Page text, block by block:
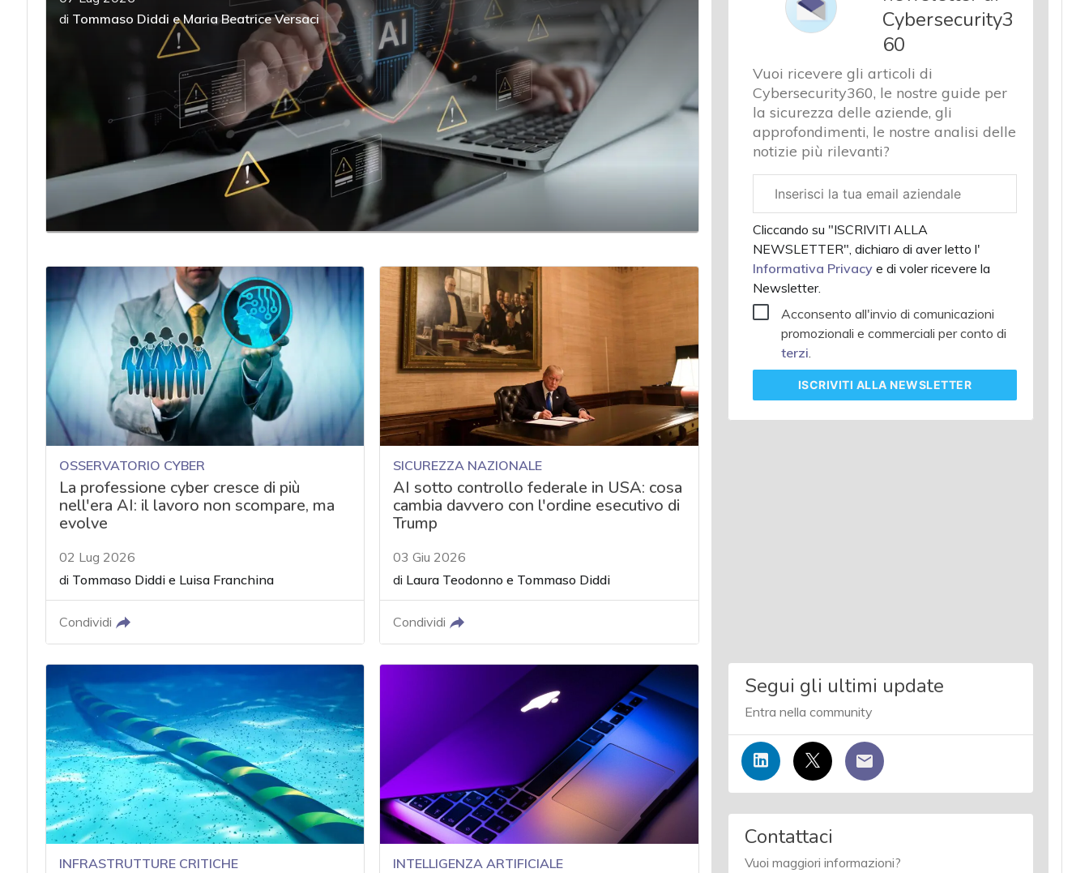
di Tommaso Diddi e Maria Beatrice Versaci
OSSERVATORIO CYBER
La professione cyber cresce di più
nell'era AI: il lavoro non scompare, ma
evolve
02 Lug 2026
di Tommaso Diddie Luisa Franchina
Condividi
SICUREZZA NAZIONALE
AI sotto controllo federale in USA: cosa
cambia davvero con l'ordine esecutivo di
Trump
03 Giu 2026
di Laura Teodonno e Tommaso Diddi
Condividi
INFRASTRUTTURE CRITICHE INTELLIGENZA ARTIFICIALE
Cybersecurity3
60
Vuoi ricevere gli articoli di
Cybersecurity360, le nostre guide per
la sicurezza delle aziende, gli
approfondimenti, le nostre analisi delle
notizie più rilevanti?
aziendale
Cliccando su "ISCRIVITI ALLA
NEWSLETTER", dichiaro di aver letto l'
Informativa Privacy e di voler ricevere la
Newsletter.
Acconsento all'invio di comunicazioni
promozionali e commerciali per conto di
terzi.
ISCRIVITI ALLA NEWSLETTER
Segui gli ultimi update
Entra nella community
Contattaci
Vuoi maggiori informazioni?